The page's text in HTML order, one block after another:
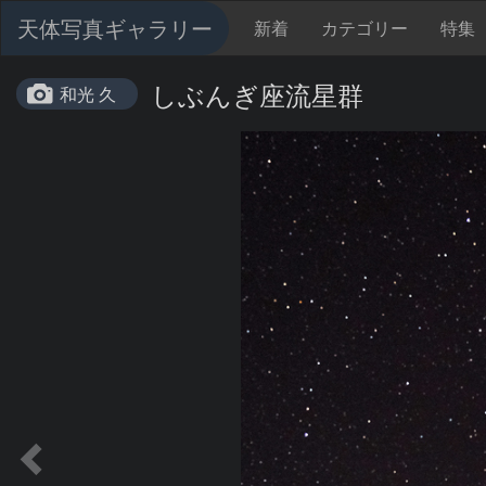
天体写真ギャラリー 新着 カテゴリー 特集
和光 久 しぶんぎ座流星群